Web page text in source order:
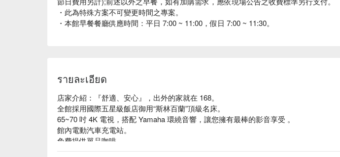
・此為特殊方案不可變更時間之專案。
・本館早餐餐廳供應時間：平日 7:00 ~ 11:00，假日 7:00 ~ 11:30。
รายละเอียด
店家介紹：『舒適、安心』，出外的家就在 168。
全館採用國際五星級飯店御用“斯林百蘭”頂級名床。
65~70 吋 4K 電視，搭配 Yamaha 環繞音響，讓您擁有最棒的影音享受 。
館內電動汽車充電站。
免費提供單品咖啡。
旅館登記編號 : 桃園市旅館 114 號。